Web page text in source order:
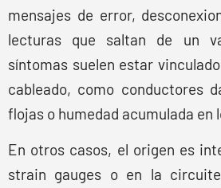
mensajes de error,
lecturas que saltan de un
síntomas suelen estar
cableado, como conductores
flojas o humedad acumulada en
En otros casos, el origen es
strain gauges o en la